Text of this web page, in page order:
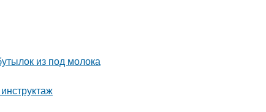
из под молока